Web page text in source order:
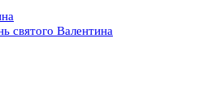
святого Валентина